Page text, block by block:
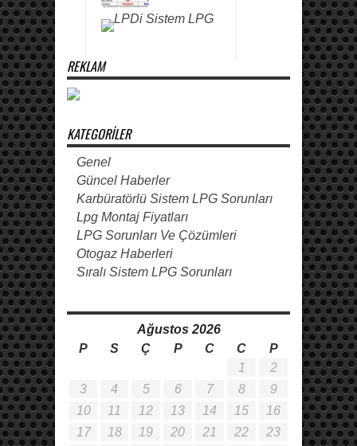
REKLAM
KATEGORILER
Genel
Güncel Haberler
Karbüratörlü Sistem LPG Sorunları
Lpg Montaj Fiyatları
LPG Sorunları Ve Çözümleri
Otogaz Haberleri
Sıralı Sistem LPG Sorunları
Ağustos 2026
P
S Ç P C C P
1
2
3
4 5 6 7 8
9
10
11 12 13 14 15
16
17
18 19 20 21 22
23